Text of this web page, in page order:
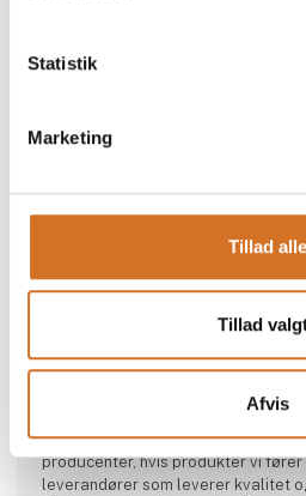
Statistik
Marketing
Tillad alle
Tillad
Afvis
Hidden Gem Spirits
Hidden Gem Spirits er en
at fylde flere glas med
I Hidden Gem Spirits samarbejder
producenter, hvis produkter vi
leverandører som leverer kvalitet